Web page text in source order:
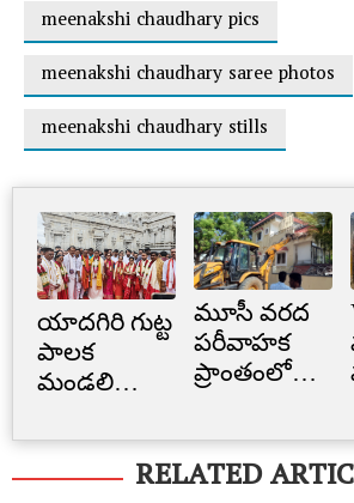
meenakshi chaudhary pics
meenakshi chaudhary saree photos
meenakshi chaudhary stills
యాదగిరి గుట్ట
పాలక
మండలి
స్వీకారం
మూసీ వరద
పరీవాహక
ప్రాంతంలో
నిర్మాణం..
నార్సింగిలో
స్కూల్‌
RELATED